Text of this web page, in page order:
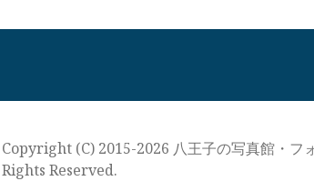
稿:
Copyright (C) 2015-2026 八王子の写真館・フ
Rights Reserved.